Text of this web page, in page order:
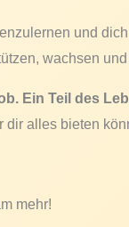
und
wachsen
Ein Teil des
alles bieten
mehr!